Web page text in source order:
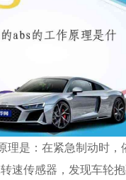
理是：在紧急制动时，
转速传感器，发现车轮